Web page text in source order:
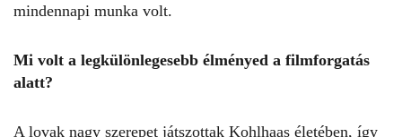
mindennapi munka volt.
Mi volt a legkülönlegesebb élményed a filmforgatás
alatt?
A lovak nagy szerepet játszottak Kohlhaas életében, így